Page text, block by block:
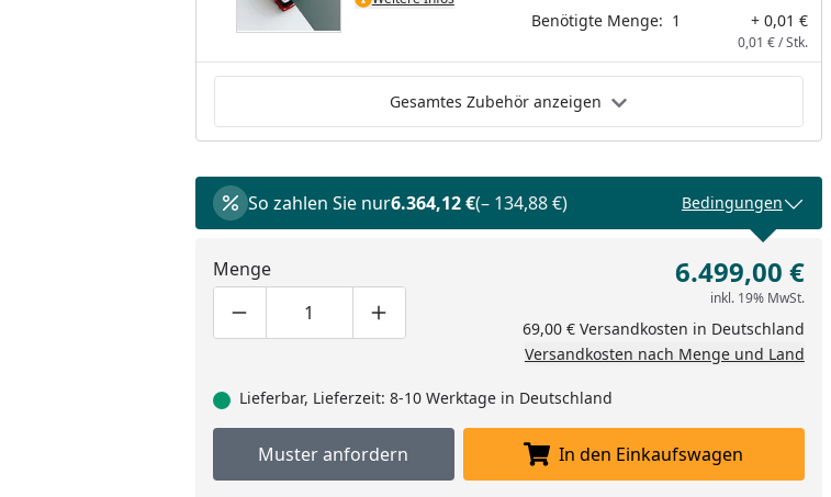
Rauchgrau, ohne Aufpreis. Bei diesem Artikel handelt es sich
um kein physisches Produkt, es wird hiermit lediglich die
Dachplattenfarbe bestimmt.
Benötigte Menge: 1 + 0,01 €
0,01 € / Stk.
Gesamtes Zubehör anzeigen
So zahlen Sie nur6.364,12 €(– 134,88 €) Bedingungen
Menge
Produktmenge um eins verringern
Produktmenge manuell eingeben
Produktmenge um eins erhöhen
6.499,00 €
inkl. 19% MwSt.
69,00 € Versandkosten in Deutschland
Versandkosten nach Menge und Land
Lieferbar, Lieferzeit: 8-10 Werktage in Deutschland
Muster anfordern
Muster anfordern In den Einkaufswagen
In den Einkaufswagen